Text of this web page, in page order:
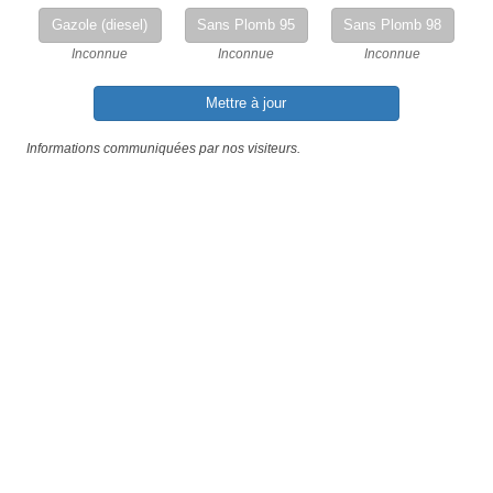
Gazole (diesel)
Inconnue
Sans Plomb 95
Inconnue
Sans Plomb 98
Inconnue
Mettre à jour
Informations communiquées par nos visiteurs.